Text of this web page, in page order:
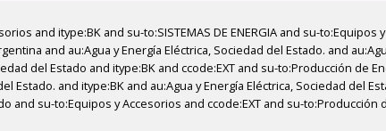
and itype:BK and su-to:SISTEMAS DE ENERGIA and su-to:Equipos
and au:Agua y Energía Eléctrica, Sociedad del Estado. and
del Estado and itype:BK and ccode:EXT and su-to:Producción de
and itype:BK and au:Agua y Energía Eléctrica, Sociedad del
and su-to:Equipos y Accesorios and ccode:EXT and su-to:Producción